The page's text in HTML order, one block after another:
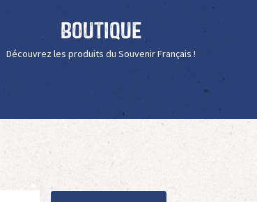
Boutique
Découvrez les produits du Souvenir Français !